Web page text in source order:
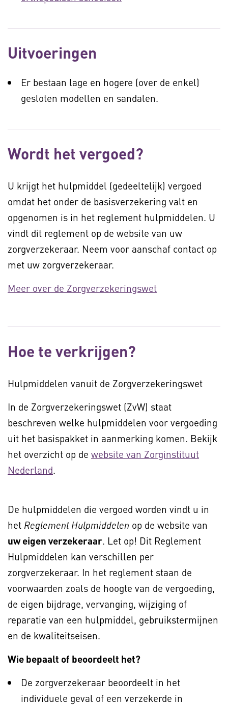
Uitvoeringen
Er bestaan lage en hogere (over de enkel)
gesloten modellen en sandalen.
Wordt het vergoed?
U krijgt het hulpmiddel (gedeeltelijk) vergoed
omdat het onder de basisverzekering valt en
opgenomen is in het reglement hulpmiddelen. U
vindt dit reglement op de website van uw
zorgverzekeraar. Neem voor aanschaf contact op
met uw zorgverzekeraar.
Meer over de Zorgverzekeringswet
Hoe te verkrijgen?
Hulpmiddelen vanuit de Zorgverzekeringswet
In de Zorgverzekeringswet (ZvW) staat
beschreven welke hulpmiddelen voor vergoeding
uit het basispakket in aanmerking komen. Bekijk
het overzicht op de website van Zorginstituut
Nederland.
De hulpmiddelen die vergoed worden vindt u in
het Reglement Hulpmiddelen op de website van
uw eigen verzekeraar. Let op! Dit Reglement
Hulpmiddelen kan verschillen per
zorgverzekeraar. In het reglement staan de
voorwaarden zoals de hoogte van de vergoeding,
de eigen bijdrage, vervanging, wijziging of
reparatie van een hulpmiddel, gebruikstermijnen
en de kwaliteitseisen.
Wie bepaalt of beoordeelt het?
De zorgverzekeraar beoordeelt in het
individuele geval of een verzekerde in